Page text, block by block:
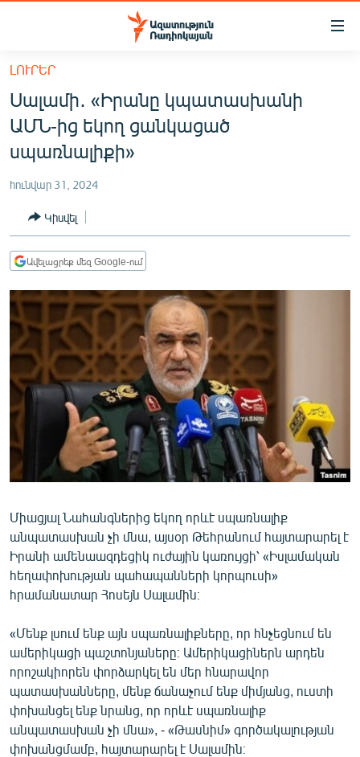
Մատչելիության
հիմնական
բովանդակությանը
Անցնել
հիմնական
մենյուին
ՀԱՅԱՍՏԱՆ
ՔԱՂԱՔԱԿԱՆ
ՀԱՍԱՐԱԿՈՒԹՅՈՒՆ
ՏՆՏԵՍՈՒԹՅՈՒՆ
ՂԱՐԱԲԱՂ
ՊԱՏԵՐԱԶՄԻ 6 ՇԱԲԱԹՆԵՐԸ
ՏԱՐԱԾԱՇՐՋԱՆ
ՄԻՋԱԶԳԱՅԻՆ
ՄՇԱԿՈՒՅԹ
ՍՊՈՐՏ
ՄԵԿՆԱԲԱՆՈՒԹՅՈՒՆ
ԿՈՐՈՆԱՎԻՐՈՒՍ
ԱՐԽԻՎ
ՏԵՍԱՆՅՈՒԹԵՐ
ԲԱՆԱՎԵՃ
ՁԳՏԵԼՈՎ ԼԱՎԱԳՈՒՅՆԻՆ
ՓՈԴՔԱՍԹ
Հայերեն
English
ԼՈՒՐԵՐ
Սալամի․ «Իրանը կպատասխանի
ԱՄՆ-ից եկող ցանկացած
սպառնալիքի»
հունվար 31, 2024
Կիսվել
Ավելացրեք մեզ Google-ում
Միացյալ Նահանգներից եկող որևէ սպառնալիք
անպատասխան չի մնա, այսօր Թեհրանում հայտարարել է
Իրանի ամենաազդեցիկ ուժային կառույցի՝ «Իսլամական
հեղափոխության պահապանների կորպուսի»
հրամանատար Հոսեյն Սալամին։
«Մենք լսում ենք այն սպառնալիքները, որ հնչեցնում են
ամերիկացի պաշտոնյաները։ Ամերիկացիներն արդեն
որոշակիորեն փորձարկել են մեր հնարավոր
պատասխանները, մենք ճանաչում ենք միմյանց, ուստի
փոխանցել ենք նրանց, որ որևէ սպառնալիք
անպատասխան չի մնա», - «Թասնիմ» գործակալության
փոխանցմամբ, հայտարարել է Սալամին։